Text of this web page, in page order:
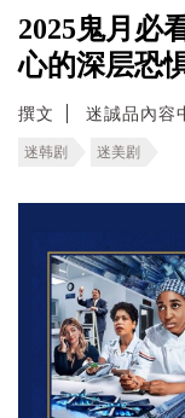
2025鬼月必
心的深层恐
撰文 迷誠品內容
迷韩剧 迷美剧